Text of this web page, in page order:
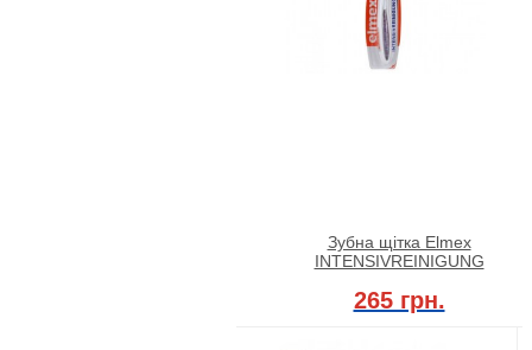
Зубна щітка Elmex
INTENSIVREINIGUNG
265 грн.